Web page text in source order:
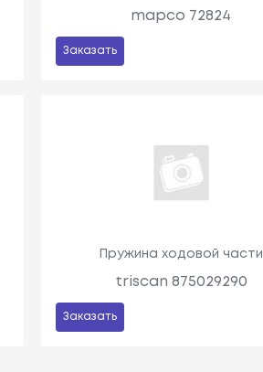
mapco 72824
Заказать
Пружина ходовой части
triscan 875029290
Заказать